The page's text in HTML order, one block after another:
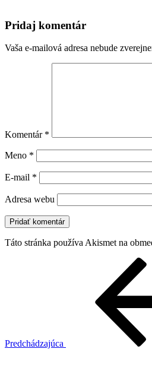
Pridaj komentár
Vaša e-mailová adresa nebude
Komentár *
Meno *
E-mail *
Adresa webu
Táto stránka používa Akismet na
Predchádzajúca